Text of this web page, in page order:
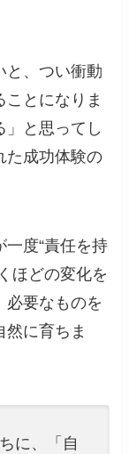
と、つい衝動
とになりま
」と思ってし
た成功体験の
度“責任を持
ほどの変化を
必要なものを
に育ちま
に、「自